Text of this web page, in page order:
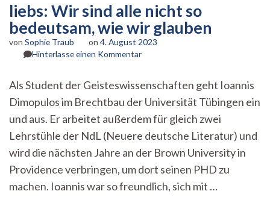
liebs: Wir sind alle nicht so
bedeutsam, wie wir glauben
von Sophie Traub on 4. August 2023
Hinterlasse einen Kommentarzu
sind
alle
nicht
so
bedeutsam,
wie
glauben
Als Student der Geisteswissenschaften geht Ioannis
Dimopulos im Brechtbau der Universität Tübingen ein
und aus. Er arbeitet außerdem für gleich zwei
Lehrstühle der NdL (Neuere deutsche Literatur) und
wird die nächsten Jahre an der Brown University in
Providence verbringen, um dort seinen PHD zu
machen. Ioannis war so freundlich, sich mit …